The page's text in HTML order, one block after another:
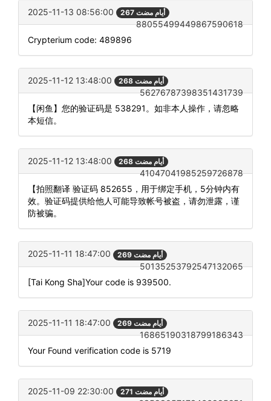
2025-11-13 08:56:00 267 أيام مضت
88055499449867590618
Crypterium code: 489896
2025-11-12 13:48:00 268 أيام مضت
56276787398351431739
【闲鱼】您的验证码是 538291。如非本人操作，请忽略
本短信。
2025-11-12 13:48:00 268 أيام مضت
41047041985259726878
【拍照翻译 验证码 852655，用于绑定手机，5分钟内有
效。验证码提供给他人可能导致帐号被盗，请勿泄露，谨
防被骗。
2025-11-11 18:47:00 269 أيام مضت
50135253792547132065
[Tai Kong Sha]Your code is 939500.
2025-11-11 18:47:00 269 أيام مضت
16865190318799186343
Your Found verification code is 5719
2025-11-09 22:30:00 271 أيام مضت